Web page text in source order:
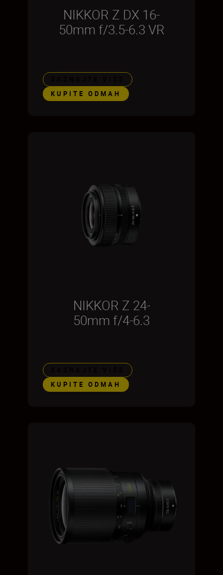
NIKKOR Z DX 16-
50mm f/3.5-6.3 VR
KUPITE ODMAH
NIKKOR Z 24-
50mm f/4-6.3
KUPITE ODMAH